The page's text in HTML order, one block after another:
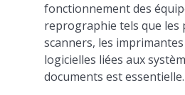
fonctionnement des
reprographie tels que les
scanners, les
logicielles liées aux
documents est essentielle.